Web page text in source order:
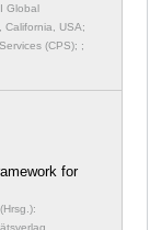
Global
California, USA;
(CPS); ;
for